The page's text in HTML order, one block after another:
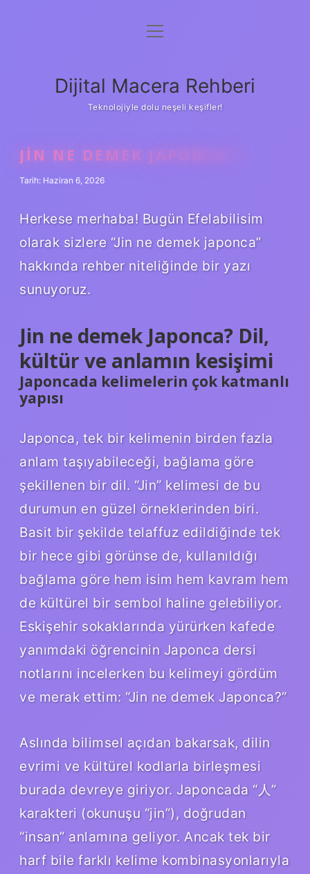
Anasayfa
Yasal Uyarı
menüyü
Dijital Macera Rehberi
Teknolojiyle dolu neşeli keşifler!
JIN NE DEMEK JAPONCA ?
Tarih: Haziran 6, 2026
Herkese merhaba! Bugün Efelabilisim
olarak sizlere “Jin ne demek japonca”
hakkında rehber niteliğinde bir yazı
sunuyoruz.
Jin ne demek Japonca? Dil,
kültür ve anlamın kesişimi
Japoncada kelimelerin çok katmanlı
yapısı
Japonca, tek bir kelimenin birden fazla
anlam taşıyabileceği, bağlama göre
şekillenen bir dil. “Jin” kelimesi de bu
durumun en güzel örneklerinden biri.
Basit bir şekilde telaffuz edildiğinde tek
bir hece gibi görünse de, kullanıldığı
bağlama göre hem isim hem kavram hem
de kültürel bir sembol haline gelebiliyor.
Eskişehir sokaklarında yürürken kafede
yanımdaki öğrencinin Japonca dersi
notlarını incelerken bu kelimeyi gördüm
ve merak ettim: “Jin ne demek Japonca?”
Aslında bilimsel açıdan bakarsak, dilin
evrimi ve kültürel kodlarla birleşmesi
burada devreye giriyor. Japoncada “人”
karakteri (okunuşu “jin”), doğrudan
“insan” anlamına geliyor. Ancak tek bir
harf bile farklı kelime kombinasyonlarıyla